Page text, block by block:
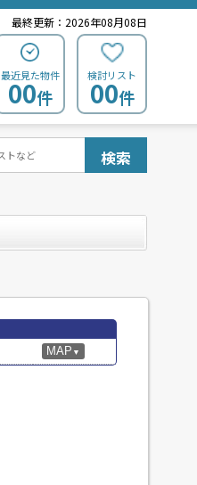
最終更新：2026年08月08日
最近見た物件
00件
検討リスト
00件
検索
MAP ▼